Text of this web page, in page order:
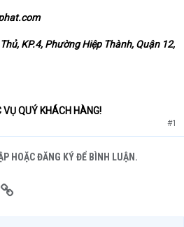
KP.4, Phường Hiệp Thành, Quận 12,
QUÝ KHÁCH HÀNG!
#1
HOẶC ĐĂNG KÝ ĐỂ BÌNH LUẬN.